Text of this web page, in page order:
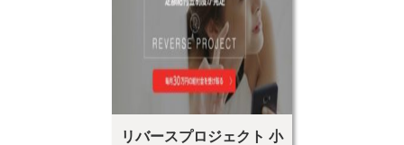
リバースプロジェクト 小